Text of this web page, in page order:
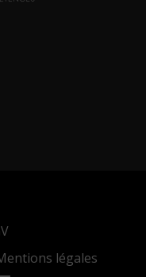
légales